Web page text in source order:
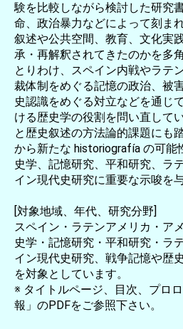
験を比較しながら検討した研究
命、政治暴力などによって刻ま
叙述や公共空間、教育、文化実
承・再解釈されてきたのかを多
とりわけ、スペイン内戦やラテ
裁体制をめぐる記憶の政治、被
史認識をめぐる対立などを通じ
ける歴史学の役割を問い直して
と歴史叙述の方法論的課題にも
から新たな historiografía の可能
史学、記憶研究、平和研究、ラ
イン現代史研究に重要な示唆を
[対象地域、年代、研究分野]
スペイン・ラテンアメリカ・ア
史学・記憶研究・平和研究・ラ
イン現代史研究、戦争記憶や歴
を対象としています。
※ タイトルページ、目次、プロ
報」のPDFをご参照下さい。